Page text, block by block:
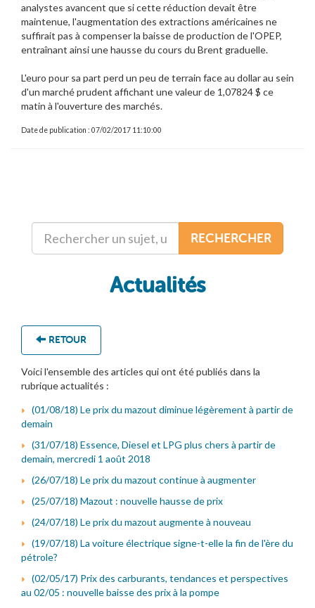
analystes avancent que si cette réduction devait être
maintenue, l'augmentation des extractions américaines ne
suffirait pas à compenser la baisse de production de l'OPEP,
entraînant ainsi une hausse du cours du Brent graduelle.
L'euro pour sa part perd un peu de terrain face au dollar au sein
d'un marché prudent affichant une valeur de 1,07824 $ ce
matin à l'ouverture des marchés.
Date de publication : 07/02/2017 11:10:00
RECHERCHER
Actualités
RETOUR
Voici l'ensemble des articles qui ont été publiés dans la
rubrique actualités :
(01/08/18) Le prix du mazout diminue légèrement à partir de
demain
(31/07/18) Essence, Diesel et LPG plus chers à partir de
demain, mercredi 1 août 2018
(26/07/18) Le prix du mazout continue à augmenter
(25/07/18) Mazout : nouvelle hausse de prix
(24/07/18) Le prix du mazout augmente à nouveau
(19/07/18) La voiture électrique signe-t-elle la fin de l'ère du
pétrole?
(02/05/17) Prix des carburants, tendances et perspectives
au 02/05 : nouvelle baisse des prix à la pompe